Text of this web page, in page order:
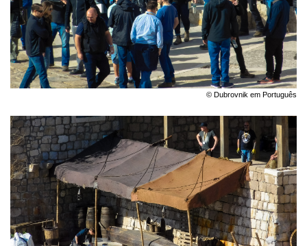
© Dubrovnik em Português